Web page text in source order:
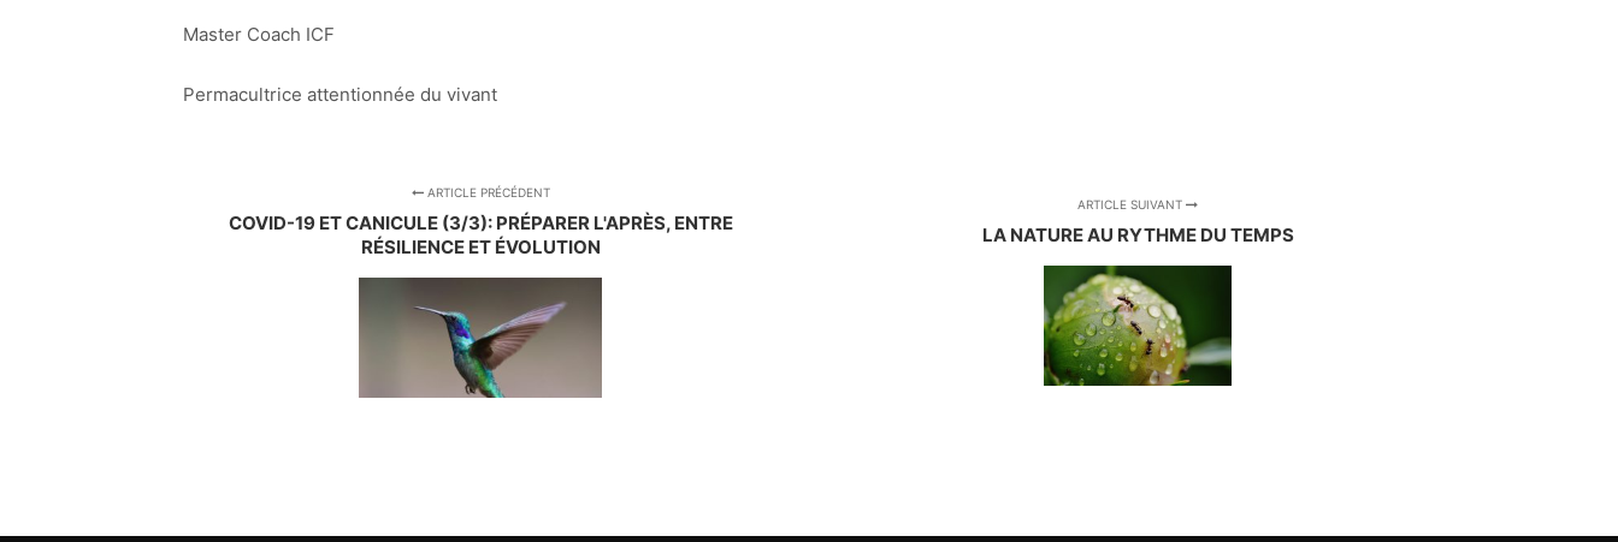
Master Coach ICF
Permacultrice attentionnée du vivant
ARTICLE PRÉCÉDENT
COVID-19 ET CANICULE (3/3): PRÉPARER L'APRÈS, ENTRE
RÉSILIENCE ET ÉVOLUTION
ARTICLE SUIVANT
LA NATURE AU RYTHME DU TEMPS